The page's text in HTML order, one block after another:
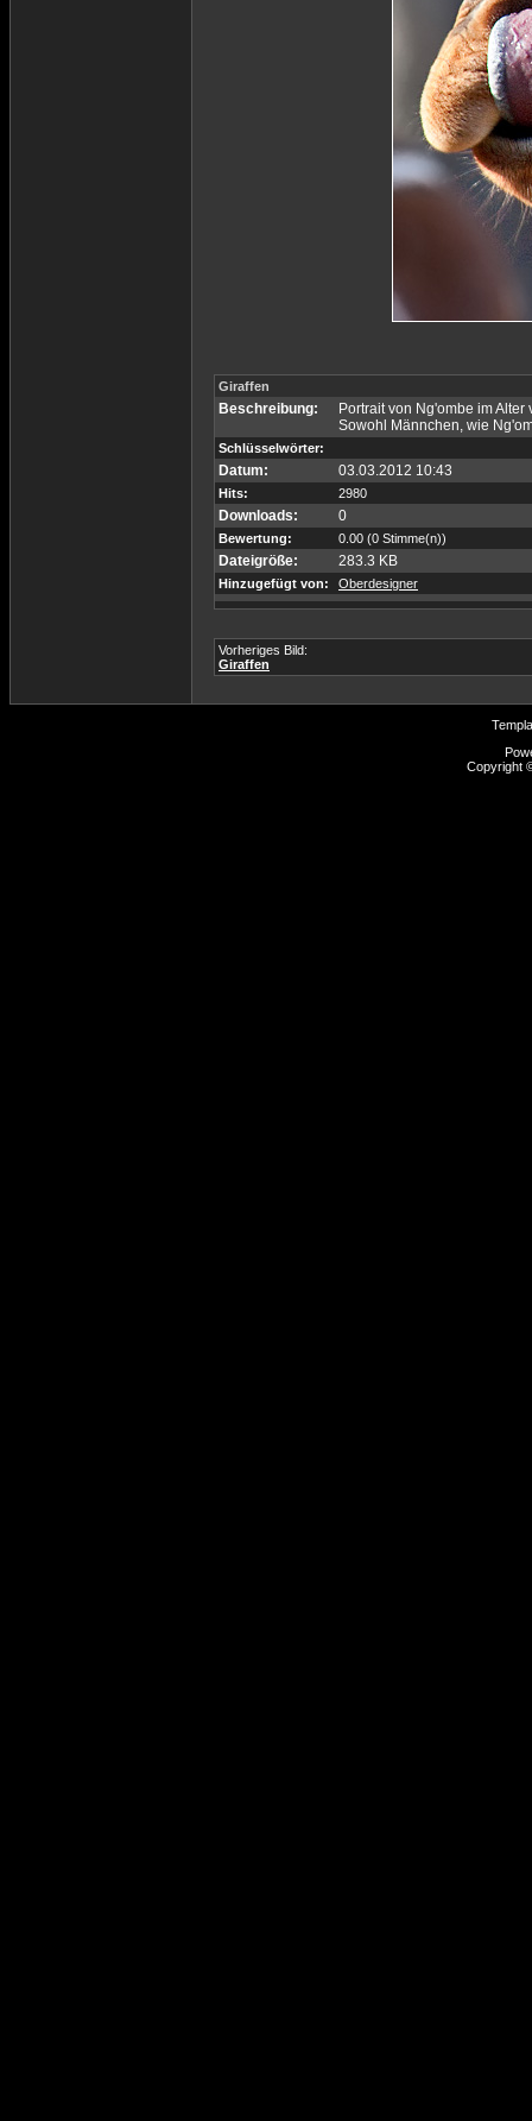
Giraffen
Beschreibung:
Portrait von Ng'ombe im
Sowohl Männchen, wie
Schlüsselwörter:
Datum: 03.03.2012 10:43
Hits: 2980
Downloads: 0
Bewertung: 0.00 (0 Stimme(n))
Dateigröße: 283.3 KB
Hinzugefügt von: Oberdesigner
Vorheriges Bild:
Giraffen
Copyright